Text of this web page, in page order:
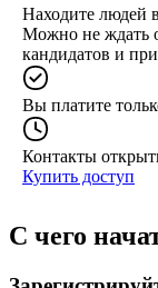
Находите людей
Можно не ждать
кандидатов и
Вы платите
Контакты
Купить доступ
С чего